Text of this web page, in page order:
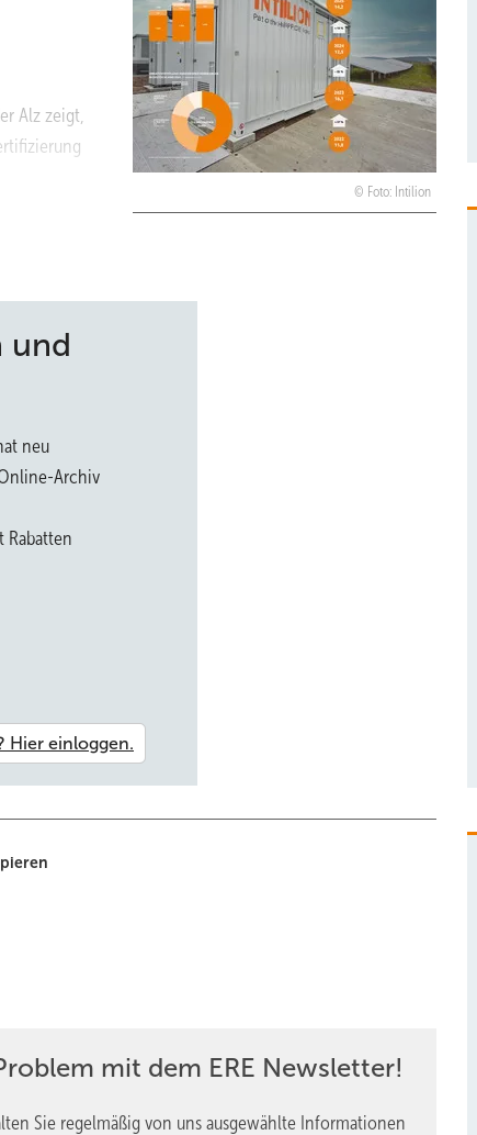
Foto: Intilion
Alz zeigt,
und
neu
Archiv
Rabatten
mit dem ERE Newsletter!
Sie regelmäßig von uns ausgewählte Informationen